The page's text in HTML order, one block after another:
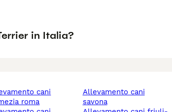
in Italia?
roma
allevamento cani
savona